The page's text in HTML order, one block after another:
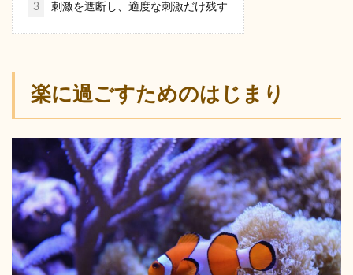
3 刺激を遮断し、適度な刺激だけ残す
楽に過ごすためのはじまり